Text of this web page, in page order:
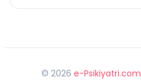
© 2026 e-Psikiyatri.com